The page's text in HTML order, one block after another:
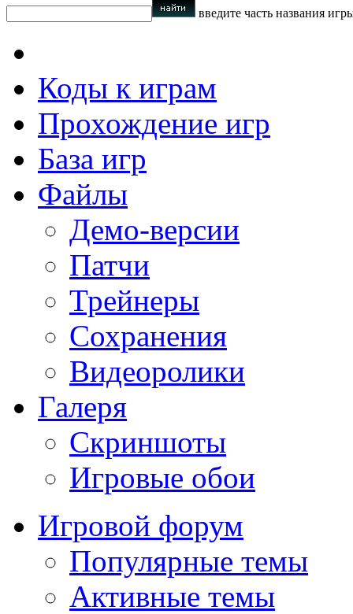
введите часть названия
Коды к играм
Прохождение игр
База игр
Файлы
Демо-версии
Патчи
Трейнеры
Сохранения
Видеоролики
Галеря
Скриншоты
Игровые обои
Игровой форум
Популярные темы
Активные темы